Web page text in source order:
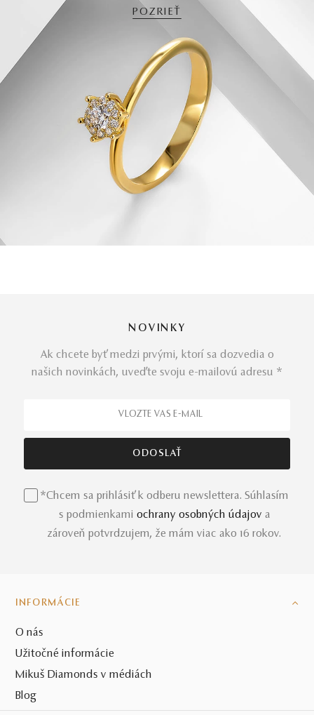
POZRIEŤ
NOVINKY
Ak chcete byť medzi prvými, ktorí sa dozvedia o
našich novinkách, uveďte svoju e-mailovú adresu *
*Chcem sa prihlásiť k odberu newslettera. Súhlasím
s podmienkami ochrany osobných údajov a
zároveň potvrdzujem, že mám viac ako 16 rokov.
INFORMÁCIE
O nás
Užitočné informácie
Mikuš Diamonds v médiách
Blog